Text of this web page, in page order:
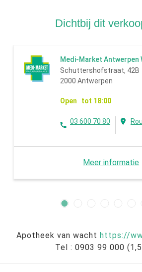
Dichtbij dit
Medi-Market Antwerpen
Schuttershofstraat, 42B
2000 Antwerpen
Open tot 18:00
03 600 70 80
Meer informatie
Apotheek van wacht https://
Tel : 0903 99 000